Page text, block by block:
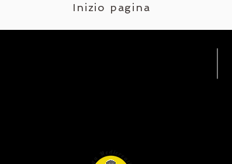
Inizio pagina